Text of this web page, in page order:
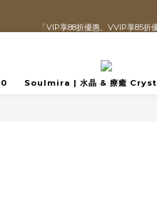
直播喊單享更優惠價格！！
Soulmira | 水晶 & 療癒